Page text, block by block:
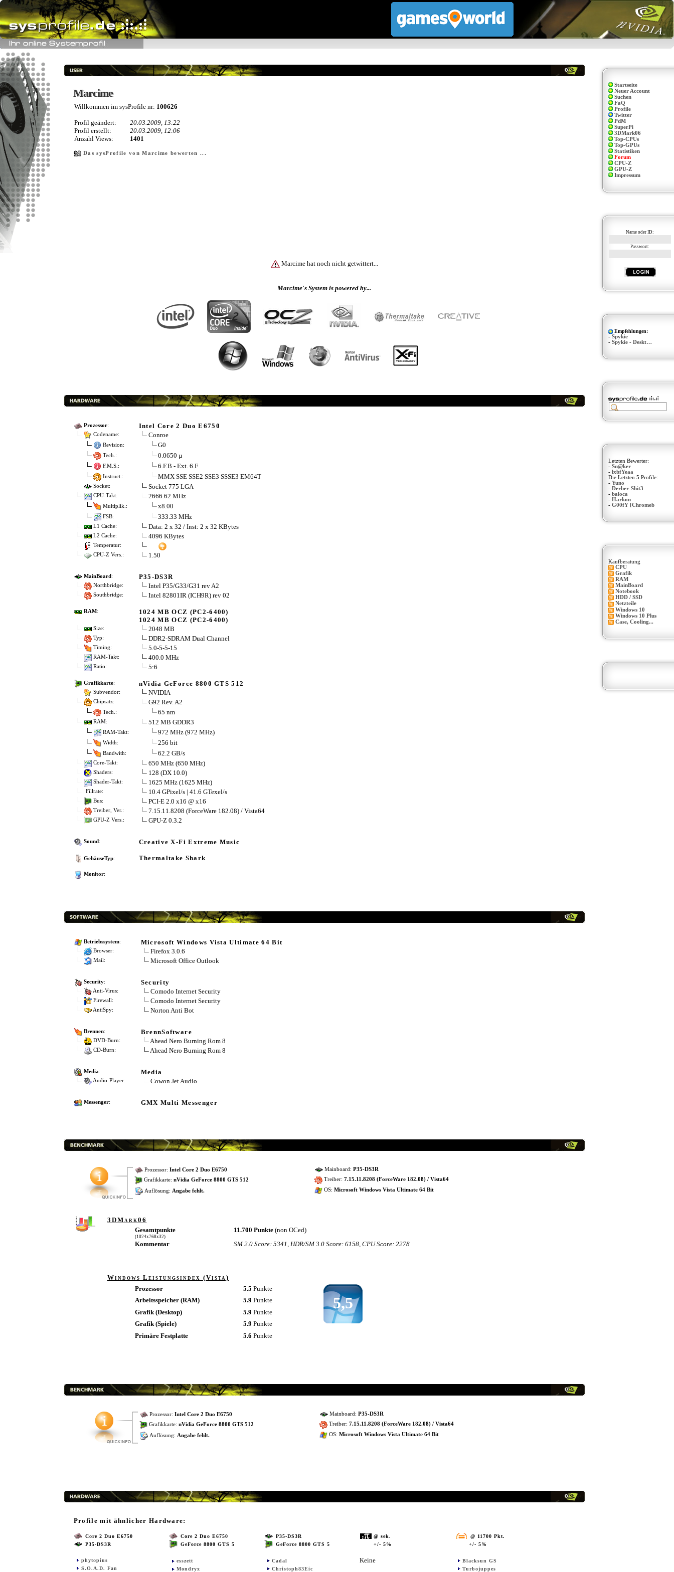
Marcime
Marcime
Willkommen im sysProfile nr: 100626
Profil geändert:
20.03.2009, 13:22
Profil erstellt:
20.03.2009, 12:06
Anzahl Views:
1401
Das sysProfile von Marcime bewerten ...
Marcime hat noch nicht getwittert...
Marcime's System is powered by...
Prozessor: Intel Core 2 Duo E6750
Codename: Conroe
Revision: G0
Tech.: 0.0650 µ
F.M.S.: 6.F.B - Ext. 6.F
Instruct.: MMX SSE SSE2 SSE3 SSSE3 EM64T
Socket: Socket 775 LGA
CPU-Takt: 2666.62 MHz
Multiplik.: x8.00
FSB: 333.33 MHz
L1 Cache: Data: 2 x 32 / Inst: 2 x 32 KBytes
L2 Cache: 4096 KBytes
Temperatur:
CPU-Z Vers.:
1.50
MainBoard: P35-DS3R
Northbridge: Intel P35/G33/G31 rev A2
Southbridge: Intel 82801IR (ICH9R) rev 02
RAM:
1024 MB OCZ (PC2-6400)
1024 MB OCZ (PC2-6400)
Size: 2048 MB
Typ: DDR2-SDRAM Dual Channel
Timing: 5.0-5-5-15
RAM-Takt: 400.0 MHz
Ratio: 5:6
Grafikkarte: nVidia GeForce 8800 GTS 512
Subvendor: NVIDIA
Chipsatz: G92 Rev. A2
Tech.: 65 nm
RAM: 512 MB GDDR3
RAM-Takt: 972 MHz (972 MHz)
Width: 256 bit
Bandwith: 62.2 GB/s
Core-Takt: 650 MHz (650 MHz)
Shaders: 128 (DX 10.0)
Shader-Takt: 1625 MHz (1625 MHz)
Fillrate: 10.4 GPixel/s | 41.6 GTexel/s
Bus: PCI-E 2.0 x16 @ x16
Treiber, Ver.: 7.15.11.8208 (ForceWare 182.08) / Vista64
GPU-Z Vers.: GPU-Z 0.3.2
Sound: Creative X-Fi Extreme Music
GehäuseTyp: Thermaltake Shark
Monitor:
Betriebssystem: Microsoft Windows Vista Ultimate 64 Bit
Browser: Firefox 3.0.6
Mail: Microsoft Office Outlook
Security: Security
Anti-Virus: Comodo Internet Security
Firewall: Comodo Internet Security
AntiSpy: Norton Anti Bot
Brennen: BrennSoftware
DVD-Burn: Ahead Nero Burning Rom 8
CD-Burn: Ahead Nero Burning Rom 8
Media: Media
Audio-Player: Cowon Jet Audio
Messenger: GMX Multi Messenger
Prozessor: Intel Core 2 Duo E6750
Grafikkarte: nVidia GeForce 8800 GTS 512
Auflösung: Angabe fehlt.
Mainboard: P35-DS3R
Treiber: 7.15.11.8208 (ForceWare 182.08) / Vista64
OS: Microsoft Windows Vista Ultimate 64 Bit
3DMark06
Gesamtpunkte
(1024x768x32)
11.700 Punkte (non OCed)
Kommentar
SM 2.0 Score: 5341, HDR/SM 3.0 Score: 6158, CPU Score: 2278
Windows Leistungsindex (Vista)
Prozessor
5.5 Punkte
5,5
Arbeitsspeicher (RAM) 5.9 Punkte
Grafik (Desktop)
5.9 Punkte
Grafik (Spiele)
5.9 Punkte
Primäre Festplatte
5.6 Punkte
Prozessor: Intel Core 2 Duo E6750
Grafikkarte: nVidia GeForce 8800 GTS 512
Auflösung: Angabe fehlt.
Mainboard:P35-DS3R
Treiber:7.15.11.8208 (ForceWare 182.08) / Vista64
OS:Microsoft Windows Vista Ultimate 64 Bit
Profile mit ähnlicher Hardware:
Core 2 Duo E6750
P35-DS3R
phytopius
S.O.A.D. Fan
Core 2 Duo E6750
GeForce 8800 GTS 5
esszett
Mondryx
P35-DS3R
GeForce 8800 GTS 5
Cadal
Christoph83Eic
@ sek.
+/- 5%
Keine
@ 11700 Pkt.
+/- 5%
Blacksun GS
Turbojuppes
Startseite
Neuer Account
Suchen
FaQ
Profile
Twitter
PdM
SuperPi
3DMark06
Top-CPUs
Top-GPUs
Statistiken
Forum
CPU-Z
GPU-Z
Impressum
Name oder ID:
Passwort:
Empfehlungen:
- Spykie
- Spykie - Deskt…
Letzten Bewerter:
- Sn@ker
- lxbfYeaa
Die Letzten 5 Profile:
- Yuno
- Derber-Shit3
- baloca
- Harkon
- G00fY [Chromeb
Kaufberatung
CPU
Grafik
RAM
MainBoard
Notebook
HDD / SSD
Netzteile
Windows 10
Windows 10 Plus
Case, Cooling...